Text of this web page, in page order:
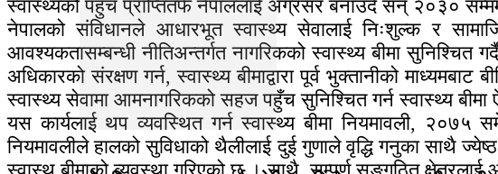
स्वास्थ्यको पहुँच प्राप्तितर्फ नेपाललाई अग्रसर बनाउँदै सन् २०३०
नेपालको संविधानले आधारभूत स्वास्थ्य सेवालाई निःशुल्क र
आवश्यकतासम्बन्धी नीतिअन्तर्गत नागरिकको स्वास्थ्य बीमा सुनिश्चित
अधिकारको संरक्षण गर्न, स्वास्थ्य बीमाद्वारा पूर्व भुक्तानीको
स्वास्थ्य सेवामा आमनागरिकको सहज पहुँच सुनिश्चित गर्न स्वास्थ्य
यस कार्यलाई थप व्यवस्थित गर्न स्वास्थ्य बीमा नियमावली, २०७५
नियमावलीले हालको सुविधाको थैलीलाई दुई गुणाले वृद्धि गनुका साथै